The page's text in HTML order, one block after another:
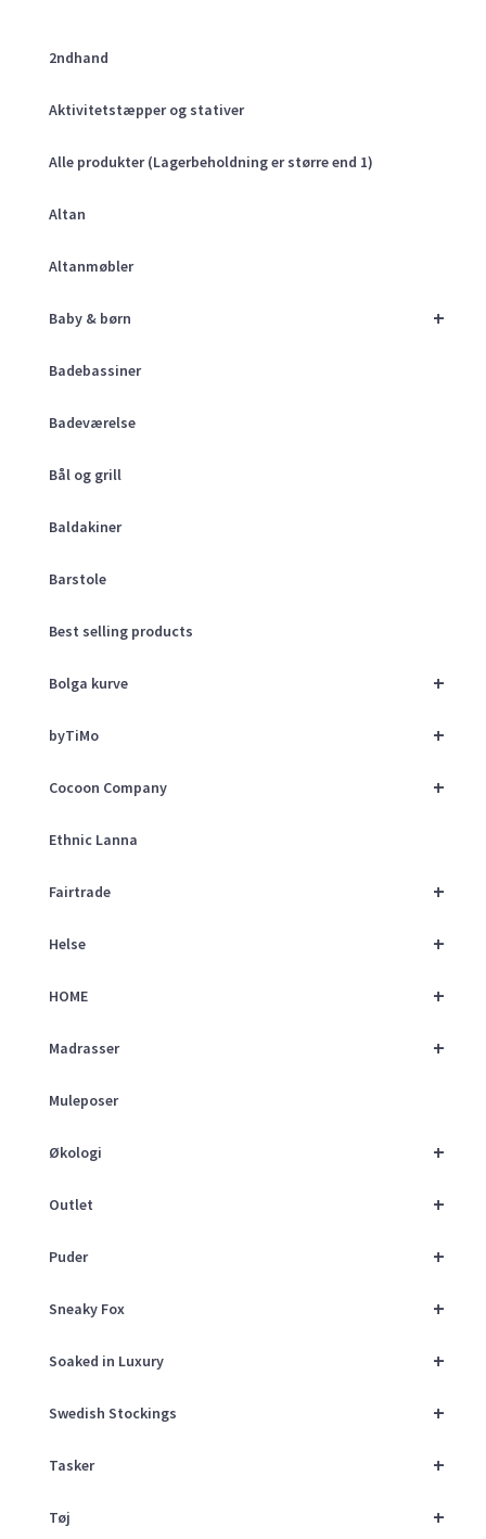
2ndhand
Aktivitetstæpper og stativer
Alle produkter (Lagerbeholdning er større end 1)
Altan
Altanmøbler
+
Baby & børn
Badebassiner
Badeværelse
Bål og grill
Baldakiner
Barstole
Best selling products
+
Bolga kurve
+
byTiMo
+
Cocoon Company
Ethnic Lanna
+
Fairtrade
+
Helse
+
HOME
+
Madrasser
Muleposer
+
Økologi
+
Outlet
+
Puder
+
Sneaky Fox
+
Soaked in Luxury
+
Swedish Stockings
+
Tasker
+
Tøj